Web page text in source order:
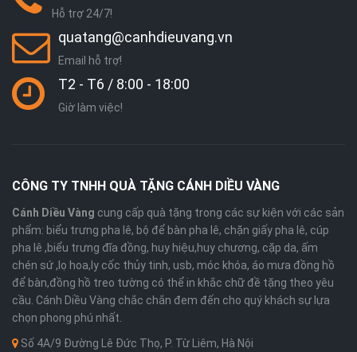
Hỗ trợ 24/7!
quatang@canhdieuvang.vn
Email hỗ trợ!
T2 - T6 / 8:00 - 18:00
Giờ làm việc!
CÔNG TY TNHH QUÀ TẶNG CÁNH DIỀU VÀNG
Cánh Diều Vàng cung cấp quà tặng trong các sự kiện với các sản
phẩm: biểu trưng pha lê, bộ để bàn pha lê, chặn giấy pha lê, cúp
pha lê ,biểu trưng đĩa đồng, huy hiệu,huy chương, cặp da, ấm
chén sứ ,lọ hoa,ly cốc thủy tinh, usb, móc khóa, áo mưa đồng hồ
để bàn,đồng hồ treo tường có thể in khắc chữ đề tặng theo yêu
cầu. Cánh Diều Vàng chắc chắn đem đến cho quý khách sự lựa
chọn phong phú nhất.
Số 4A/9 Đường Lê Đức Thọ, P. Từ Liêm, Hà Nội